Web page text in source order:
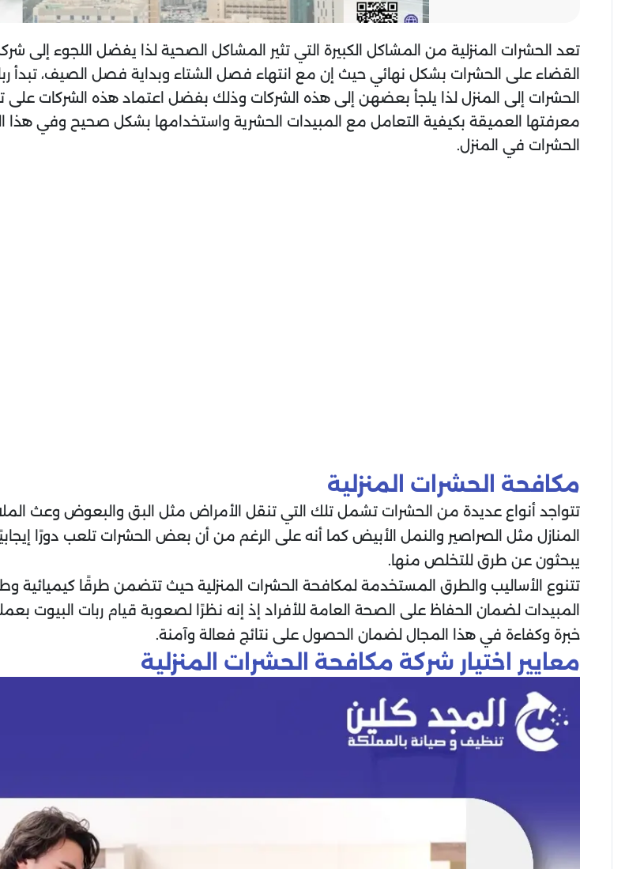
تعد الحشرات المنزلية من المشاكل الكبيرة التي تثير المشاكل الصحية لذا يفضل اللجوء إلى
القضاء على الحشرات بشكل نهائي حيث إن مع انتهاء فصل الشتاء وبداية فصل الصيف،
الحشرات إلى المنزل لذا يلجأ بعضهن إلى هذه الشركات وذلك بفضل اعتماد هذه الشركات على
معرفتها العميقة بكيفية التعامل مع المبيدات الحشرية واستخدامها بشكل صحيح وفي
الحشرات في المنزل.
مكافحة الحشرات المنزلية
تتواجد أنواع عديدة من الحشرات تشمل تلك التي تنقل الأمراض مثل البق والبعوض وعث
المنازل مثل الصراصير والنمل الأبيض كما أنه على الرغم من أن بعض الحشرات تلعب دورًا
يبحثون عن طرق للتخلص منها.
تتنوع الأساليب والطرق المستخدمة لمكافحة الحشرات المنزلية حيث تتضمن طرقًا كيميائية
المبيدات لضمان الحفاظ على الصحة العامة للأفراد إذ إنه نظرًا لصعوبة قيام ربات البيوت
خبرة وكفاءة في هذا المجال لضمان الحصول على نتائج فعالة وآمنة.
معايير اختيار شركة مكافحة الحشرات المنزلية